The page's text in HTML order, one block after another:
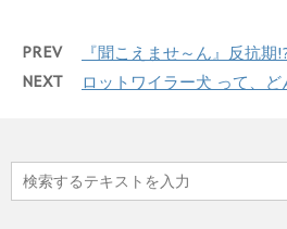
PREV 『聞こえませ～ん』反抗期
NEXT ロットワイラー犬 って、ど